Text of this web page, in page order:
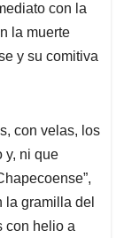
con la
la muerte
y su comitiva
con velas, los
y, ni que
la gramilla del
con helio a